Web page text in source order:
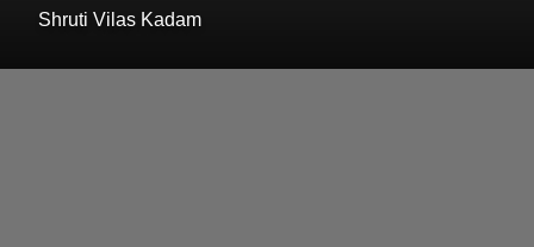
Shruti Vilas Kadam